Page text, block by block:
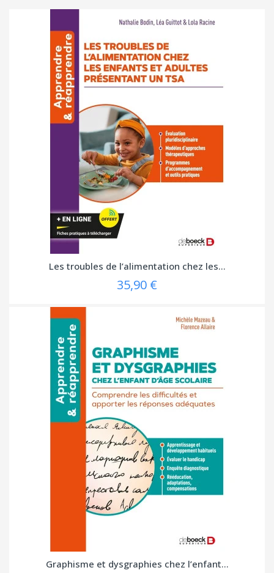
Les troubles de l’alimentation chez les...
35,90 €
Graphisme et dysgraphies chez l’enfant...